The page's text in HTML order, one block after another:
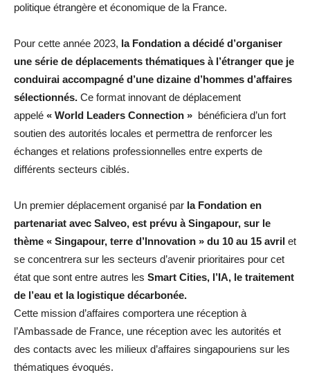
politique étrangère et économique de la France.
Pour cette année 2023, la Fondation a décidé d’organiser
une série de déplacements thématiques à l’étranger que je
conduirai accompagné d’une dizaine d’hommes d’affaires
sélectionnés. Ce format innovant de déplacement
appelé « World Leaders Connection » bénéficiera d’un fort
soutien des autorités locales et permettra de renforcer les
échanges et relations professionnelles entre experts de
différents secteurs ciblés.
Un premier déplacement organisé par la Fondation en
partenariat avec Salveo, est prévu à Singapour, sur le
thème « Singapour, terre d’Innovation » du 10 au 15 avril et
se concentrera sur les secteurs d’avenir prioritaires pour cet
état que sont entre autres les Smart Cities, l’IA, le traitement
de l’eau et la logistique décarbonée.
Cette mission d’affaires comportera une réception à
l’Ambassade de France, une réception avec les autorités et
des contacts avec les milieux d’affaires singapouriens sur les
thématiques évoqués.